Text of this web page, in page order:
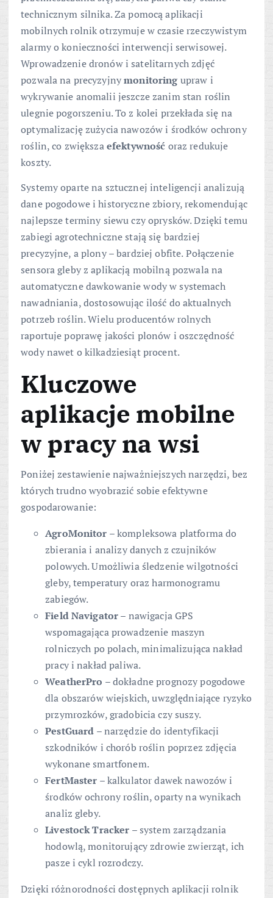
technicznym silnika. Za pomocą aplikacji
mobilnych rolnik otrzymuje w czasie rzeczywistym
alarmy o konieczności interwencji serwisowej.
Wprowadzenie dronów i satelitarnych zdjęć
pozwala na precyzyjnymonitoringupraw i
wykrywanie anomalii jeszcze zanim stan roślin
ulegnie pogorszeniu. To z kolei przekłada się na
optymalizację zużycia nawozów i środków ochrony
roślin, co zwiększaefektywność oraz redukuje
koszty.
Systemy oparte na sztucznej inteligencji analizują
dane pogodowe i historyczne zbiory, rekomendując
najlepsze terminy siewu czy oprysków. Dzięki temu
zabiegi agrotechniczne stają się bardziej
precyzyjne, a plony – bardziej obfite. Połączenie
sensora gleby z aplikacją mobilną pozwala na
automatyczne dawkowanie wody w systemach
nawadniania, dostosowując ilość do aktualnych
potrzeb roślin. Wielu producentów rolnych
raportuje poprawę jakości plonów i oszczędność
wody nawet o kilkadziesiąt procent.
Kluczowe
aplikacje mobilne
w pracy na wsi
Poniżej zestawienie najważniejszych narzędzi, bez
których trudno wyobrazić sobie efektywne
gospodarowanie:
AgroMonitor – kompleksowa platforma do
zbierania i analizy danych z czujników
polowych. Umożliwia śledzenie wilgotności
gleby, temperatury oraz harmonogramu
zabiegów.
Field Navigator– nawigacja GPS
wspomagająca prowadzenie maszyn
rolniczych po polach, minimalizująca nakład
pracy i nakład paliwa.
WeatherPro – dokładne prognozy pogodowe
dla obszarów wiejskich, uwzględniające ryzyko
przymrozków, gradobicia czy suszy.
PestGuard – narzędzie do identyfikacji
szkodników i chorób roślin poprzez zdjęcia
wykonane smartfonem.
FertMaster – kalkulator dawek nawozów i
środków ochrony roślin, oparty na wynikach
analiz gleby.
Livestock Tracker – system zarządzania
hodowlą, monitorujący zdrowie zwierząt, ich
pasze i cykl rozrodczy.
Dzięki różnorodności dostępnych aplikacji rolnik